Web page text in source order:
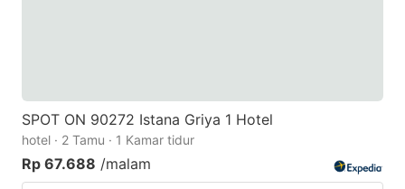
SPOT ON 90272 Istana Griya 1 Hotel
hotel · 2 Tamu · 1 Kamar tidur
Rp 67.688 /malam